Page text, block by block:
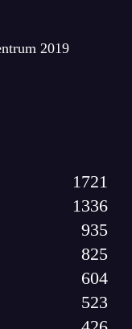
2019
1721
1336
935
825
604
523